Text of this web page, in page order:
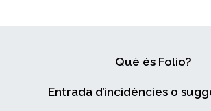
Què és Folio?
Entrada d’incidències o